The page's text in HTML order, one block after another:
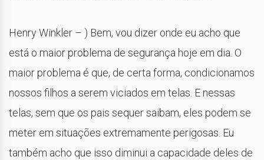
Henry Winkler – ) Bem, vou dizer onde eu acho que
está o maior problema de segurança hoje em dia. O
maior problema é que, de certa forma, condicionamos
nossos filhos a serem viciados em telas. E nessas
telas, sem que os pais sequer saibam, eles podem se
meter em situações extremamente perigosas. Eu
também acho que isso diminui a capacidade deles de